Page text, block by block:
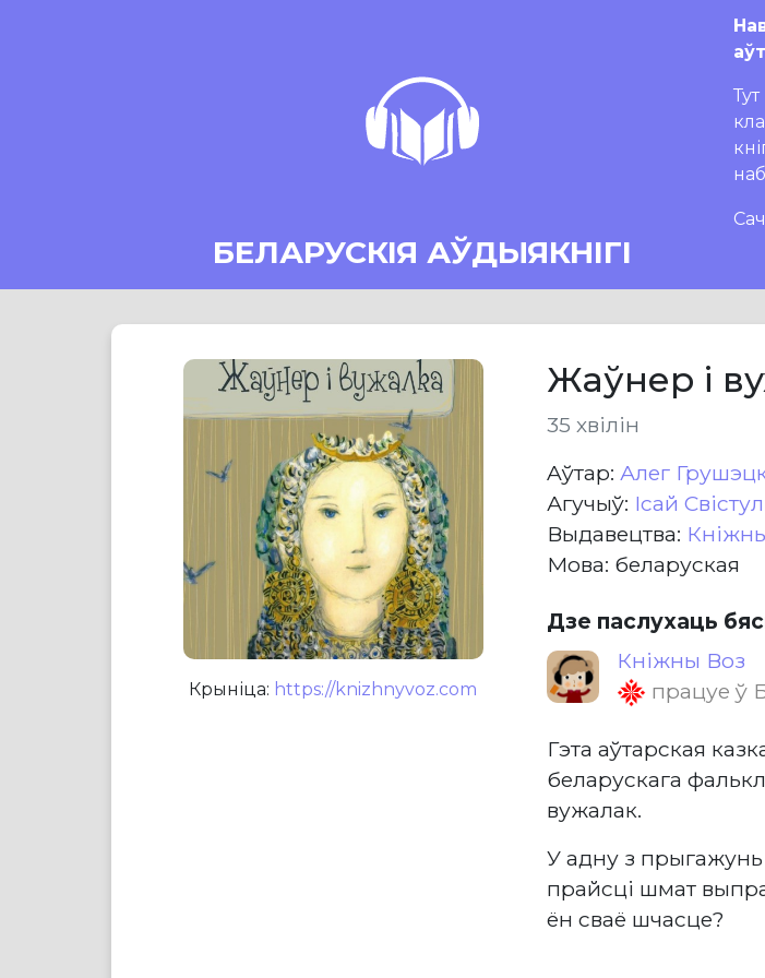
БЕЛАРУСКІЯ АЎДЫЯКНІГІ
Крыніца: https://knizhnyvoz.com
Жаўнер і
35 хвілін
Aўтар: Алег
Агучыў: Ісай
Выдавецтва:
Мова: беларуская
Дзе паслухаць
Кніжны Воз
працуе ў
Гэта аўтарская
беларускага
вужалак.
У адну з
прайсці шмат
ён сваё шчасце?